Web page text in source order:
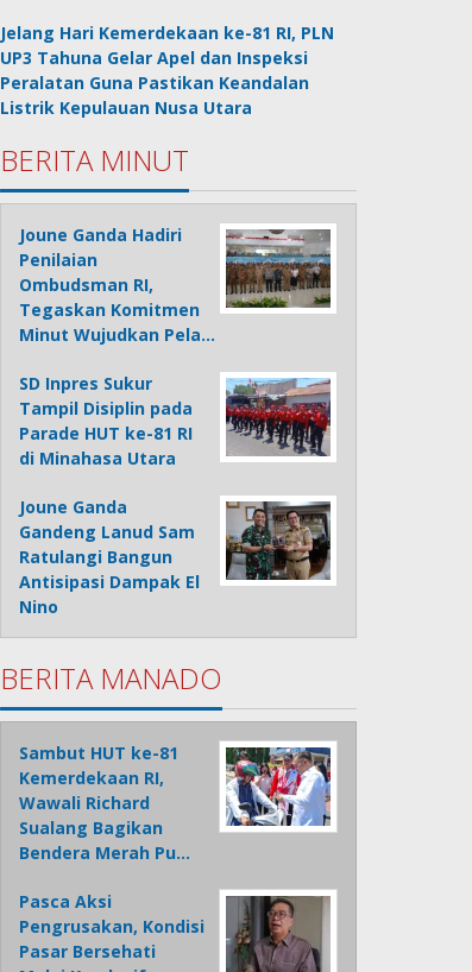
Jelang Hari Kemerdekaan ke-81 RI, PLN
UP3 Tahuna Gelar Apel dan Inspeksi
Peralatan Guna Pastikan Keandalan
Listrik Kepulauan Nusa Utara
BERITA MINUT
Joune Ganda Hadiri
Penilaian
Ombudsman RI,
Tegaskan Komitmen
Minut Wujudkan Pela…
SD Inpres Sukur
Tampil Disiplin pada
Parade HUT ke-81 RI
di Minahasa Utara
Joune Ganda
Gandeng Lanud Sam
Ratulangi Bangun
Antisipasi Dampak El
Nino
BERITA MANADO
Sambut HUT ke-81
Kemerdekaan RI,
Wawali Richard
Sualang Bagikan
Bendera Merah Pu…
Pasca Aksi
Pengrusakan, Kondisi
Pasar Bersehati